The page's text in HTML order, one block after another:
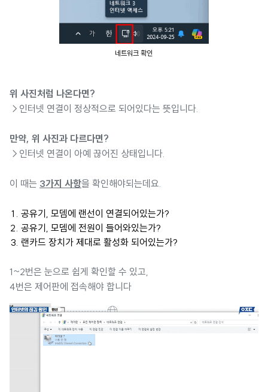
네트워크 확인
위 사진처럼 나온다면?
→인터넷 연결이 정상적으로 되어있다는 뜻입니다.
만약, 위 사진과 다르다면?
→인터넷 연결이 아예 끊어진 상태입니다.
이 때는 3가지 사항을 확인해야되는데요.
공유기, 모뎀에 랜선이 연결되어있는가?
공유기, 모뎀에 전원이 들어와있는가?
랜카드 장치가 제대로 활성화 되어있는가?
1~2번은 눈으로 쉽게 확인할 수 있고,
4번은 제어판에 접속해야 합니다